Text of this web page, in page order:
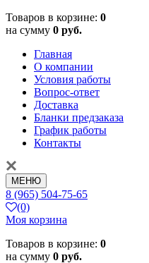
Товаров в корзине: 0
на сумму 0 руб.
Главная
О компании
Условия работы
Вопрос-ответ
Доставка
Бланки предзаказа
График работы
Контакты
МЕНЮ
8 (965) 504-75-65
(0)
Моя корзина
Товаров в корзине: 0
на сумму 0 руб.